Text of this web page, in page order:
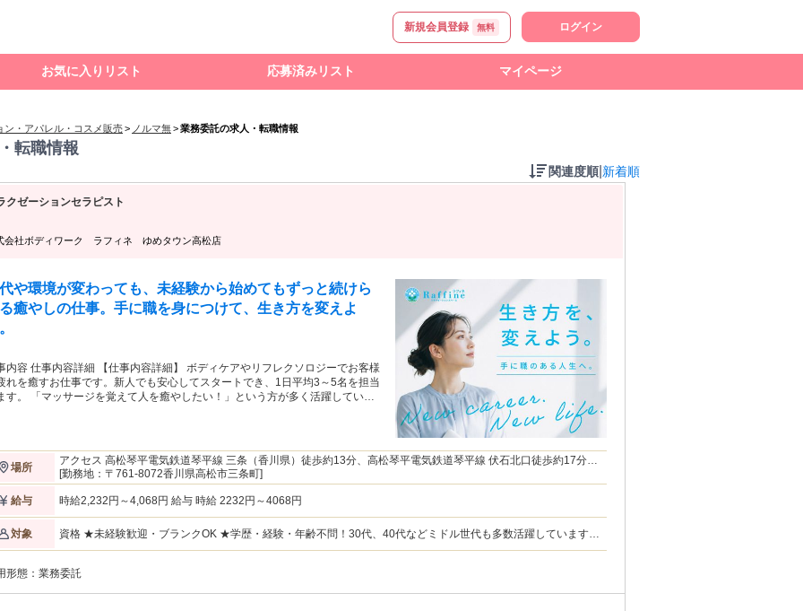
新規会員登録 無料 ログイン
お気に入りリスト 応募済みリスト マイページ
ン・アパレル・コスメ販売> ノルマ無>業務委託の求人・転職情報
転職情報
関連度順 新着順
クゼーションセラピスト
会社ボディワーク ラフィネ ゆめタウン高松店
や環境が変わっても、未経験から始めてもずっと続けら
癒やしの仕事。手に職を身につけて、生き方を変えよ
内容 仕事内容詳細 【仕事内容詳細】 ボディケアやリフレクソロジーでお客様
れを癒すお仕事です。新人でも安心してスタートでき、1日平均3～5名を担当
す。 「マッサージを覚えて人を癒やしたい！」という方が多く活躍していま
し、世界でも活躍できるプロに！ ★インストラクターとして後進の育成 お店
きながら、研修生の育成をすることも可能！収入もUPします。 ★のれんわけ
ラフィネグループの看板を使いながら独立！不安な集客や、好立地での出店
ートします！ セラピストはあくまで入り口。 スキルを身に着けて、なり
ィブあり ★最高報酬は 4,068 円 (1 時間 ) ！ 3 か月～ 6 か月に 1 回昇給のチャ
あり！短期的にキャリアアップができますよ♪ ＜1ヶ月でプロを目指せます＞
で30,000人のプロセラピストを輩出したラフィネグループの研修。 プロの専
師がつきっきりで教えてくれます。 ・期間：約1ヶ月程度 ・場所：各主要都
研修開催予定あり(山梨、長野、広島、宮城、沖縄など) 詳しくは面接時にご相
場所
アクセス 高松琴平電気鉄道琴平線 三条（香川県）徒歩約13分、高松琴平電気鉄道琴平線 伏石北口徒歩約17分、
高松琴平電気鉄道琴平線 栗林公園徒歩約24分 最寄駅：三条駅
[勤務地：〒761-8072香川県高松市三条町]
給与 時給2,232円～4,068円 給与 時給 2232円～4068円
対象
資格 ★未経験歓迎・ブランクOK ★学歴・経験・年齢不問！30代、40代などミドル世代も多数活躍しています！
アロマ専門店など、当てはまりそうな経験をお持ちでしたらまずはご相談ください。 ・鍼灸師・あん摩マッサー
形態： 業務委託